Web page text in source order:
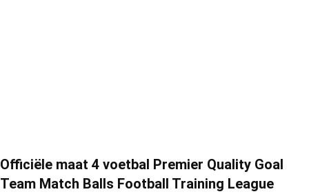
Officiële maat 4 voetbal Premier Quality Goal
Team Match Balls Football Training League